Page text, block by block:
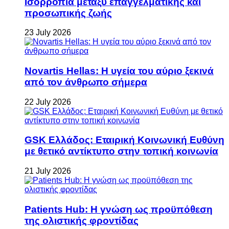
προσωπικής ζωής
23 July 2026
Novartis Hellas: Η υγεία του αύριο ξεκινά
από τον άνθρωπο σήμερα
22 July 2026
GSK Ελλάδος: Εταιρική Κοινωνική Ευθύνη
με θετικό αντίκτυπο στην τοπική κοινωνία
21 July 2026
Patients Hub: Η γνώση ως προϋπόθεση
της ολιστικής φροντίδας